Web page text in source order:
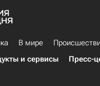
В мире
и сервисы Пресс-